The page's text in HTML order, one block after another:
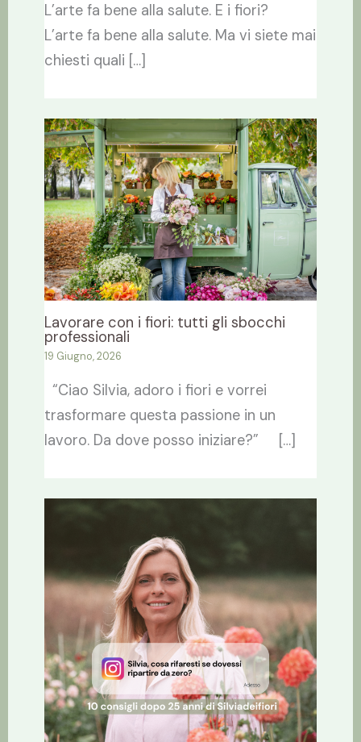
L’arte fa bene alla salute. E i fiori?
L’arte fa bene alla salute. Ma vi siete mai
chiesti quali […]
Lavorare con i fiori: tutti gli sbocchi
professionali
19 Giugno, 2026
“Ciao Silvia, adoro i fiori e vorrei
trasformare questa passione in un
lavoro. Da dove posso iniziare?” […]